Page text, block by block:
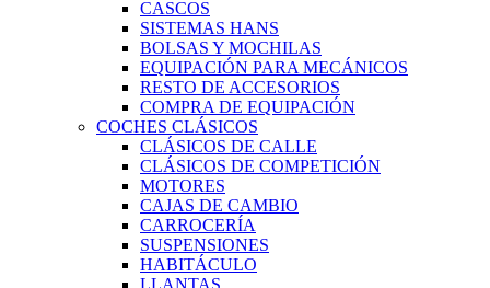
CASCOS
SISTEMAS HANS
BOLSAS Y MOCHILAS
EQUIPACIÓN PARA MECÁNICOS
RESTO DE ACCESORIOS
COMPRA DE EQUIPACIÓN
COCHES CLÁSICOS
CLÁSICOS DE CALLE
CLÁSICOS DE COMPETICIÓN
MOTORES
CAJAS DE CAMBIO
CARROCERÍA
SUSPENSIONES
HABITÁCULO
LLANTAS